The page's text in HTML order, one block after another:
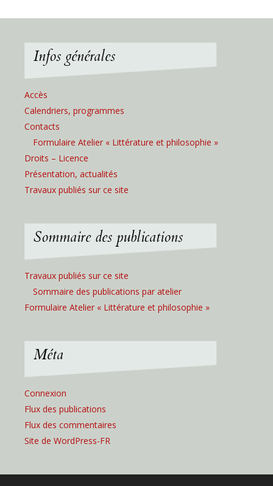
Infos générales
Accès
Calendriers, programmes
Contacts
Formulaire Atelier « Littérature et philosophie »
Droits – Licence
Présentation, actualités
Travaux publiés sur ce site
Sommaire des publications
Travaux publiés sur ce site
Sommaire des publications par atelier
Formulaire Atelier « Littérature et philosophie »
Méta
Connexion
Flux des publications
Flux des commentaires
Site de WordPress-FR